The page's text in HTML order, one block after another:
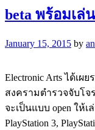
beta พร้อมเล่
January 15, 2015 by
Electronic Arts ได้เผ
สงครามตำรวจจับโจ
จะเป็นแบบ open ให้
PlayStation 3,